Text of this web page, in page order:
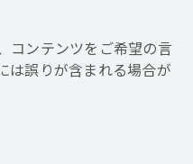
コンテンツをご希望の言
は誤りが含まれる場合が